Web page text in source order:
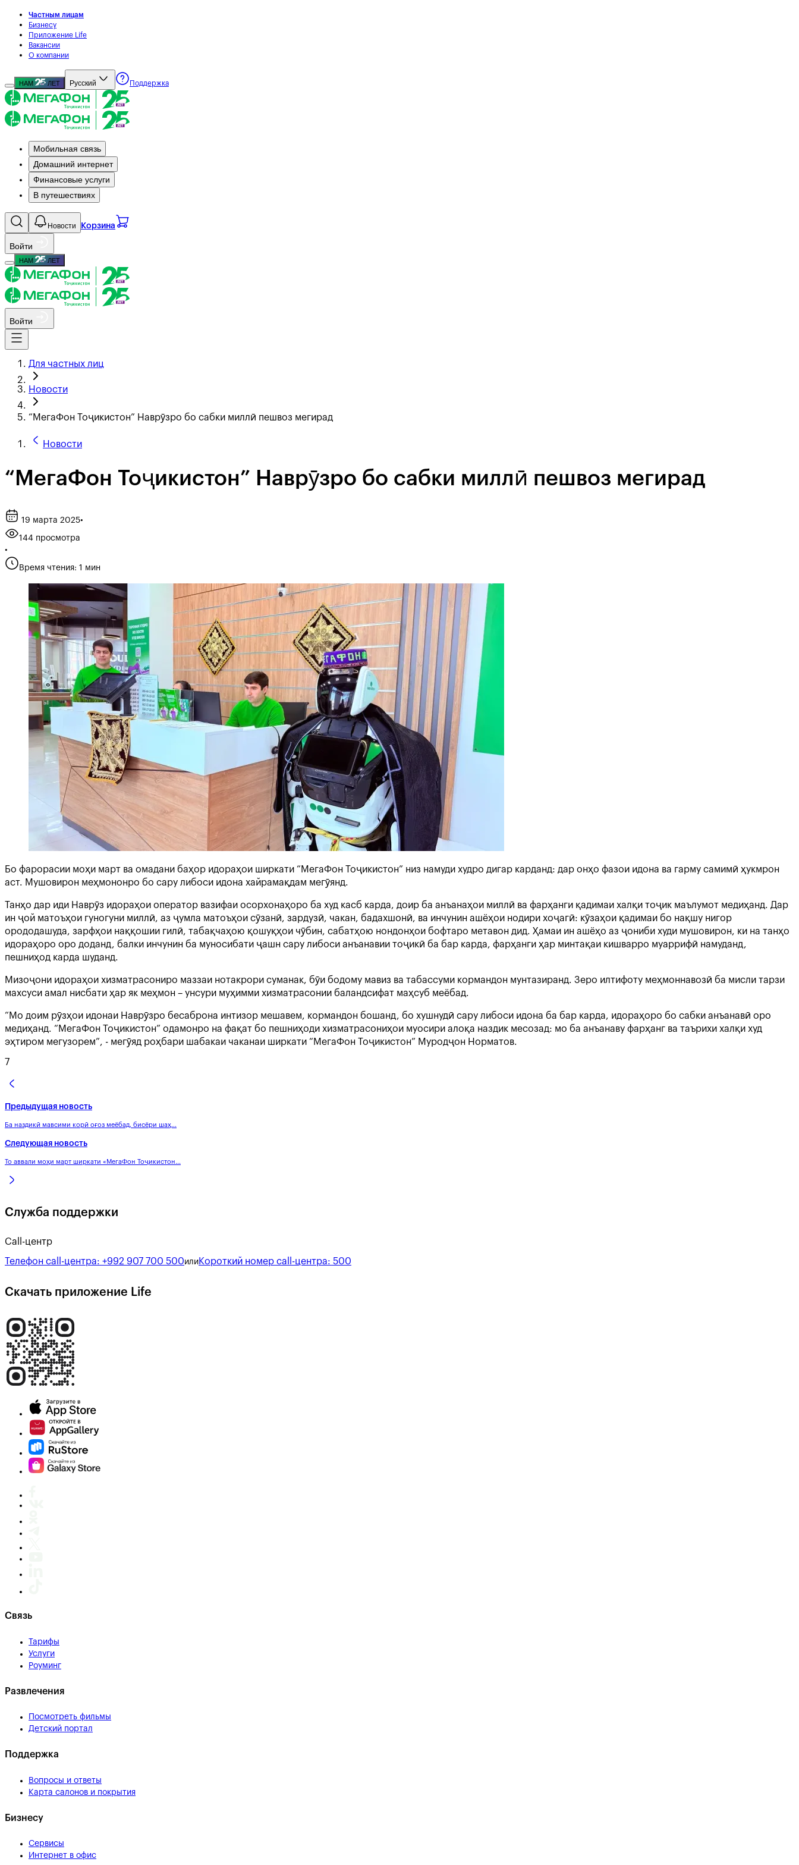
Частным лицам
Бизнесу
Приложение Life
Вакансии
О компании
НАМ ЛЕТ Русский Поддержка
Мобильная связь
Домашний интернет
Финансовые услуги
В путешествиях
Новости Корзина
Войти
НАМ ЛЕТ
Войти
Для частных лиц
Новости
“МегаФон Тоҷикистон” Наврӯзро бо сабки миллӣ пешвоз мегирад
Новости
“МегаФон Тоҷикистон” Наврӯзро бо сабки миллӣ пешвоз мегирад
19 марта 2025•
144 просмотра
•
Время чтения: 1 мин
Бо фарорасии моҳи март ва омадани баҳор идораҳои ширкати “МегаФон Тоҷикистон” низ намуди худро дигар карданд: дар онҳо фазои идона ва гарму самимӣ ҳукмрон
аст. Мушовирон меҳмононро бо сару либоси идона хайрамақдам мегӯянд.
Танҳо дар иди Наврӯз идораҳои оператор вазифаи осорхонаҳоро ба худ касб карда, доир ба анъанаҳои миллӣ ва фарҳанги қадимаи халқи тоҷик маълумот медиҳанд. Дар
ин ҷой матоъҳои гуногуни миллӣ, аз ҷумла матоъҳои сӯзанӣ, зардузӣ, чакан, бадахшонӣ, ва инчунин ашёҳои нодири хоҷагӣ: кӯзаҳои қадимаи бо нақшу нигор
орододашуда, зарфҳои наққошии гилӣ, табақчаҳою қошуқҳои чӯбин, сабатҳою нондонҳои бофтаро метавон дид. Ҳамаи ин ашёҳо аз ҷониби худи мушовирон, ки на танҳо
идораҳоро оро доданд, балки инчунин ба муносибати ҷашн сару либоси анъанавии тоҷикӣ ба бар карда, фарҳанги ҳар минтақаи кишварро муаррифӣ намуданд,
пешниҳод карда шуданд.
Мизоҷони идораҳои хизматрасониро маззаи нотакрори суманак, бӯи бодому мавиз ва табассуми кормандон мунтазиранд. Зеро илтифоту меҳмоннавозӣ ба мисли тарзи
махсуси амал нисбати ҳар як меҳмон – унсури муҳимми хизматрасонии баландсифат маҳсуб меёбад.
“Мо доим рӯзҳои идонаи Наврӯзро бесаброна интизор мешавем, кормандон бошанд, бо хушнудӣ сару либоси идона ба бар карда, идораҳоро бо сабки анъанавӣ оро
медиҳанд. “МегаФон Тоҷикистон” одамонро на фақат бо пешниҳоди хизматрасониҳои муосири алоқа наздик месозад: мо ба анъанаву фарҳанг ва таърихи халқи худ
эҳтиром мегузорем”, - мегӯяд роҳбари шабакаи чаканаи ширкати “МегаФон Тоҷикистон” Муродҷон Норматов.
7
Предыдущая новость
Ба наздикӣ мавсими корӣ оғоз меёбад, бисёри шаҳ...
Следующая новость
То аввали моҳи март ширкати «МегаФон Тоҷикистон...
Служба поддержки
Call-центр
Телефон call-центра: +992 907 700 500или Короткий номер call-центра: 500
Скачать приложение Life
Связь
Тарифы
Услуги
Роуминг
Развлечения
Посмотреть фильмы
Детский портал
Поддержка
Вопросы и ответы
Карта салонов и покрытия
Бизнесу
Сервисы
Интернет в офис